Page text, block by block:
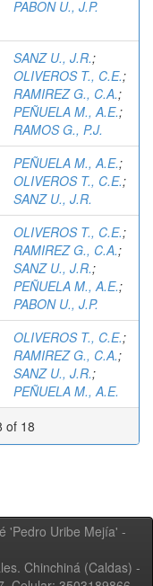
PABON U., J.P.
SANZ U., J.R.;
OLIVEROS T., C.E.;
RAMIREZ G., C.A.;
PEÑUELA M., A.E.;
RAMOS G., P.J.
PEÑUELA M., A.E.;
OLIVEROS T., C.E.;
SANZ U., J.R.
OLIVEROS T., C.E.;
RAMIREZ G., C.A.;
SANZ U., J.R.;
PEÑUELA M., A.E.;
PABON U., J.P.
OLIVEROS T., C.E.;
RAMIREZ G., C.A.;
SANZ U., J.R.;
PEÑUELA M., A.E.
of 18
'Pedro Uribe Mejía' -
Chinchiná (Caldas) -